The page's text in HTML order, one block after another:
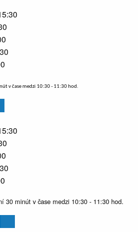
v čase medzi 10:30 - 11:30 hod.
30 minút v čase medzi 10:30 - 11:30 hod.